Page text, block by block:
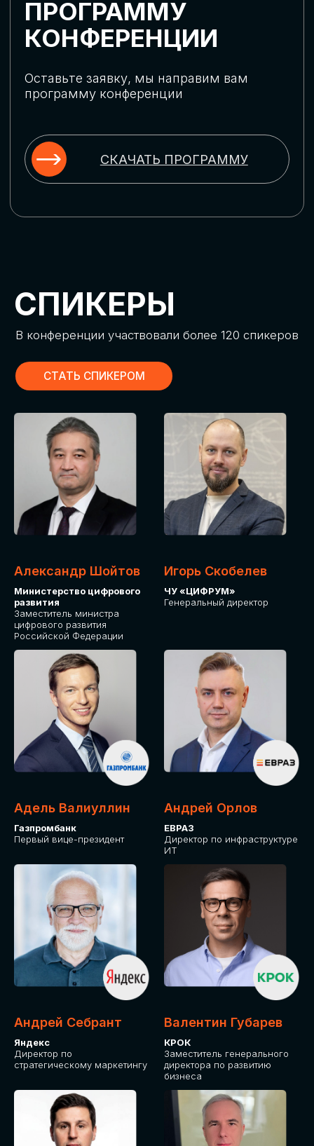
Александр Шойтов
Министерство цифрового
развития
Заместитель министра
цифрового развития
Российской Федерации
Игорь Скобелев
ЧУ «ЦИФРУМ»
Генеральный директор
Адель Валиуллин
Газпромбанк
Первый вице-президент
Андрей Орлов
ЕВРАЗ
Директор по инфраструктуре
ИТ
Андрей Себрант
Яндекс
Директор по
стратегическому маркетингу
Валентин Губарев
КРОК
Заместитель генерального
директора по развитию
бизнеса